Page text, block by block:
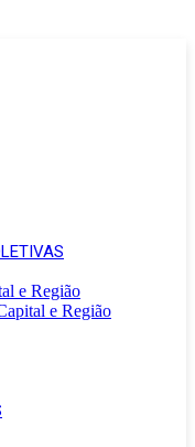
e Região
e Região